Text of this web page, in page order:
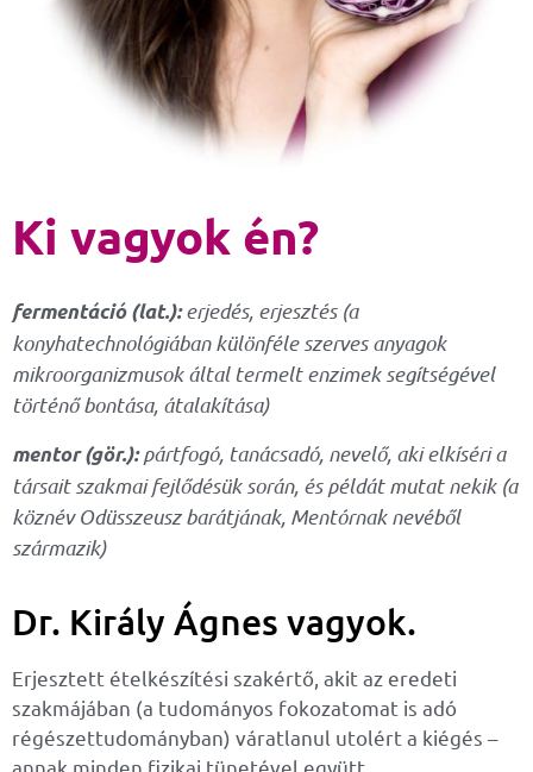
Ki vagyok én?
fermentáció (lat.):erjedés, erjesztés (a
konyhatechnológiában különféle szerves anyagok
mikroorganizmusok által termelt enzimek segítségével
történő bontása, átalakítása)
mentor (gör.):pártfogó, tanácsadó, nevelő, aki elkíséri a
társait szakmai fejlődésük során, és példát mutat nekik (a
köznév Odüsszeusz barátjának, Mentórnak nevéből
származik)
Dr. Király Ágnes vagyok.
Erjesztett ételkészítési szakértő, akit az eredeti
szakmájában (a tudományos fokozatomat is adó
régészettudományban) váratlanul utolért a kiégés –
annak minden fizikai tünetével együtt.